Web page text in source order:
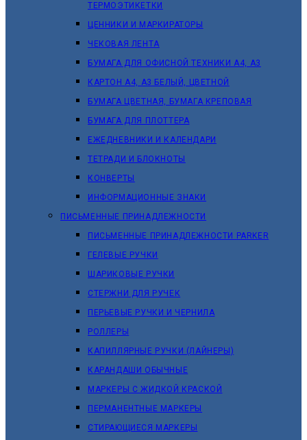
ТЕРМОЭТИКЕТКИ
ЦЕННИКИ И МАРКИРАТОРЫ
ЧЕКОВАЯ ЛЕНТА
БУМАГА ДЛЯ ОФИСНОЙ ТЕХНИКИ А4, А3
КАРТОН А4, А3 БЕЛЫЙ, ЦВЕТНОЙ
БУМАГА ЦВЕТНАЯ, БУМАГА КРЕПОВАЯ
БУМАГА ДЛЯ ПЛОТТЕРА
ЕЖЕДНЕВНИКИ И КАЛЕНДАРИ
ТЕТРАДИ И БЛОКНОТЫ
КОНВЕРТЫ
ИНФОРМАЦИОННЫЕ ЗНАКИ
ПИСЬМЕННЫЕ ПРИНАДЛЕЖНОСТИ
ПИСЬМЕННЫЕ ПРИНАДЛЕЖНОСТИ PARKER
ГЕЛЕВЫЕ РУЧКИ
ШАРИКОВЫЕ РУЧКИ
СТЕРЖНИ ДЛЯ РУЧЕК
ПЕРЬЕВЫЕ РУЧКИ И ЧЕРНИЛА
РОЛЛЕРЫ
КАПИЛЛЯРНЫЕ РУЧКИ (ЛАЙНЕРЫ)
КАРАНДАШИ ОБЫЧНЫЕ
МАРКЕРЫ C ЖИДКОЙ КРАСКОЙ
ПЕРМАНЕНТНЫЕ МАРКЕРЫ
СТИРАЮЩИЕСЯ МАРКЕРЫ